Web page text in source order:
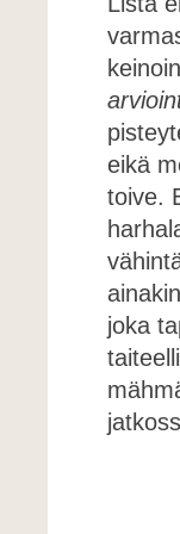
eikä
toive.
joka